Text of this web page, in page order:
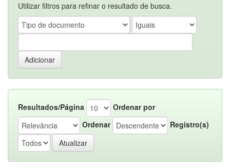
Utilizar filtros para refinar o resultado de busca.
Resultados/Página
Ordenar por
Ordenar
Registro(s)